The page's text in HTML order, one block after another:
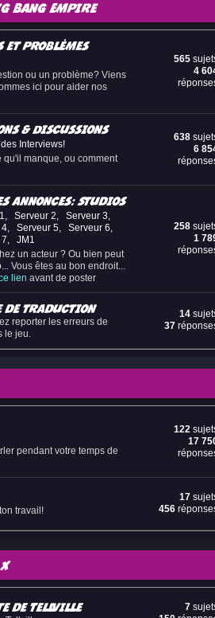
Bang Empire
et problèmes
ou un problème? Viens
ici pour aider nos
565
4
& Discussions
Interviews!
qu'il manque, ou comment
638
6
annonces: Studios
, Serveur 2, Serveur 3,
4, Serveur 5, Serveur 6,
,
JM1
un acteur ? Ou bien peut
Vous êtes au bon endroit...
lien avant de poster
258
1
de traduction
reporter les erreurs de
le jeu.
14
37
pendant votre temps de
122
17
travail!
17
456
de Tellville 7